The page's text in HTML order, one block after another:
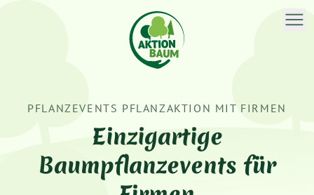
PFLANZEVENTS PFLANZAKTION MIT FIRMEN
Einzigartige
Baumpflanzevents für